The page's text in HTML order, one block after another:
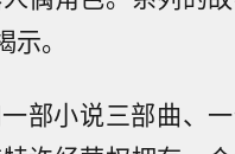
。
部小说三部曲、